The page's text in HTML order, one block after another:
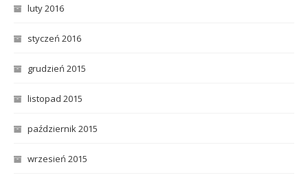
luty 2016
styczeń 2016
grudzień 2015
listopad 2015
październik 2015
wrzesień 2015